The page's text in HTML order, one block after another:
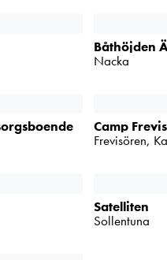
Båthöjden
Nacka
Camp
Frevisören,
Satelliten
Sollentuna